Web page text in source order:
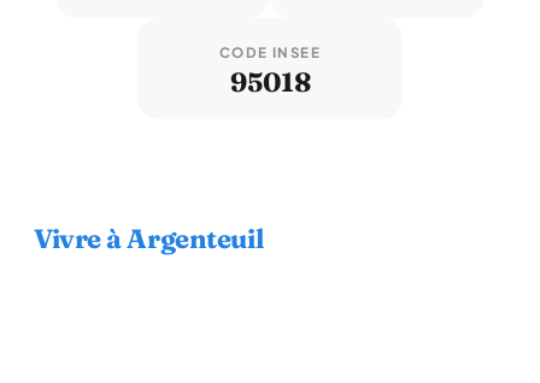
CODE INSEE
95018
Vivre à Argenteuil